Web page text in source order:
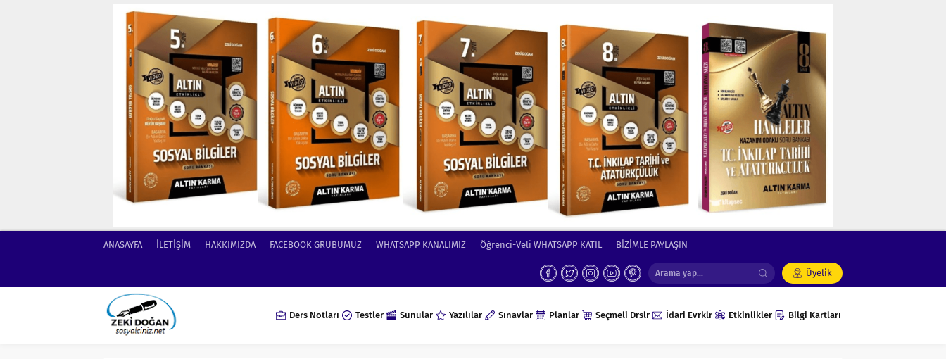
ANASAYFA İLETİŞİM HAKKIMIZDA FACEBOOK GRUBUMUZ WHATSAPP KANALIMIZ Öğrenci-Veli WHATSAPP KATIL BİZİMLE PAYLAŞIN
Üyelik
Ders Notları Testler Sunular Yazılılar Sınavlar Planlar Seçmeli Drslr İdari Evrklr Etkinlikler Bilgi Kartları